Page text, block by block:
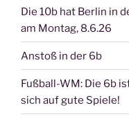
Die 10b hat Berlin in
am Montag, 8.6.26
Anstoß in der 6b
Fußball-WM: Die 6b
sich auf gute Spiele!